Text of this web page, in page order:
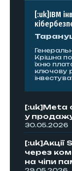
[:uk]IBM
Крішна
їхню
ключову
[:uk]Meta
у
30.05.2026
[:uk]Акції
через
на чіпи